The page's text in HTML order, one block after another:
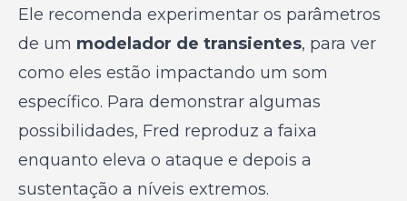
Ele recomenda experimentar os parâmetros
de um modelador de transientes, para ver
como eles estão impactando um som
específico. Para demonstrar algumas
possibilidades, Fred reproduz a faixa
enquanto eleva o ataque e depois a
sustentação a níveis extremos.